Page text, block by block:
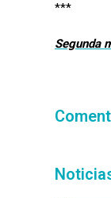
***
Segunda